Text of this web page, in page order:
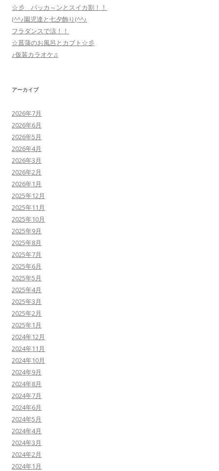
☆彡 パッカ～ンとスイカ割！！
(^^♪園児達と七夕飾り(^^♪
フラダンスで涼！！
☆菖蒲のお風呂とカブト☆彡
♪仮装カラオケ♫
アーカイブ
2026年7月
2026年6月
2026年5月
2026年4月
2026年3月
2026年2月
2026年1月
2025年12月
2025年11月
2025年10月
2025年9月
2025年8月
2025年7月
2025年6月
2025年5月
2025年4月
2025年3月
2025年2月
2025年1月
2024年12月
2024年11月
2024年10月
2024年9月
2024年8月
2024年7月
2024年6月
2024年5月
2024年4月
2024年3月
2024年2月
2024年1月